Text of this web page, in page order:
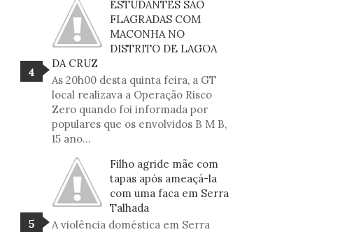
ESTUDANTES SÃO
FLAGRADAS COM
MACONHA NO
DISTRITO DE LAGOA
DA CRUZ
As 20h00 desta quinta feira, a GT
local realizava a Operação Risco
Zero quando foi informada por
populares que os envolvidos B M B,
15 ano...
Filho agride mãe com
tapas após ameaçá-la
com uma faca em Serra
Talhada
A violência doméstica em Serra